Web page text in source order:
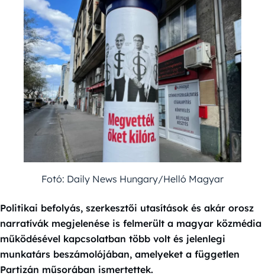
Fotó: Daily News Hungary/Helló Magyar
Politikai befolyás, szerkesztői utasítások és akár orosz
narratívák megjelenése is felmerült a magyar közmédia
működésével kapcsolatban több volt és jelenlegi
munkatárs beszámolójában, amelyeket a független
Partizán műsorában ismertettek.